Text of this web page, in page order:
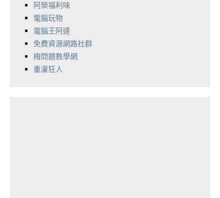
阿榮福利味
電腦玩物
電腦王阿達
免費資源網路社群
梅問題教學網
重灌狂人